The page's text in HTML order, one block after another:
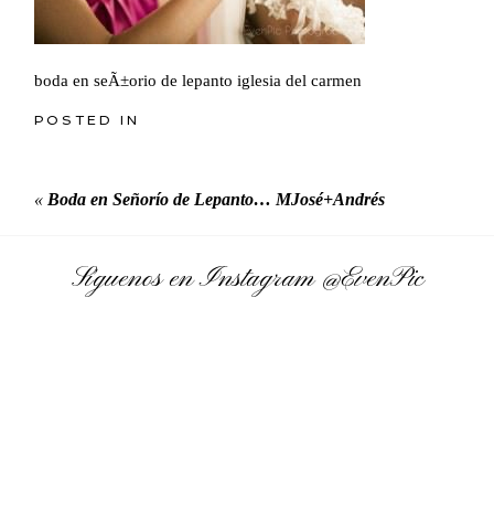
boda en seÃ±orio de lepanto iglesia del carmen
POSTED IN
« Boda en Señorío de Lepanto… MJosé+Andrés
Síguenos en Instagram@EvenPic